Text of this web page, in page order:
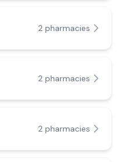
2 pharmacies
2 pharmacies
2 pharmacies